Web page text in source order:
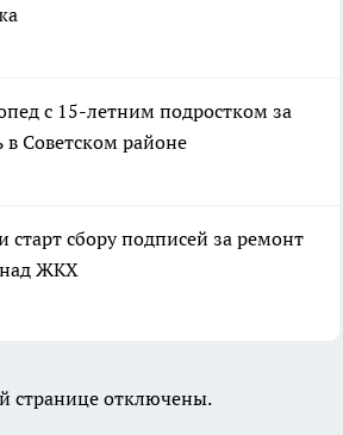
с 15-летним подростком за
в Советском районе
сбору подписей за ремонт
ЖКХ
странице отключены.